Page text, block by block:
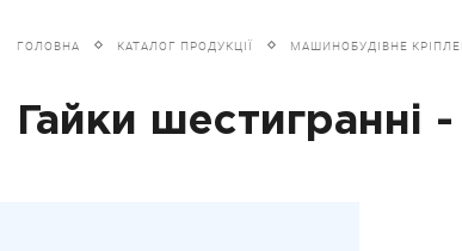
ГОЛОВНА КАТАЛОГ ПРОДУКЦІЇ МАШИНОБУДІВНЕ
Гайки шестигранні